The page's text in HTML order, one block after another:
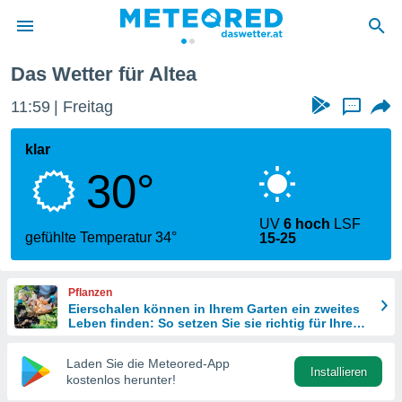
wurde
dass
sind.
diese
Das Wetter für Altea
11:59 Freitag ...
klar
30°
gefühlte Temperatur 34°
UV6 hoch LSF
15-25
Pflanzen
Eierschalen können in Ihrem Garten ein zweites
Leben finden: So setzen Sie sie richtig für Ihre
Laden Sie die Meteored-App
kostenlos herunter!
Installieren